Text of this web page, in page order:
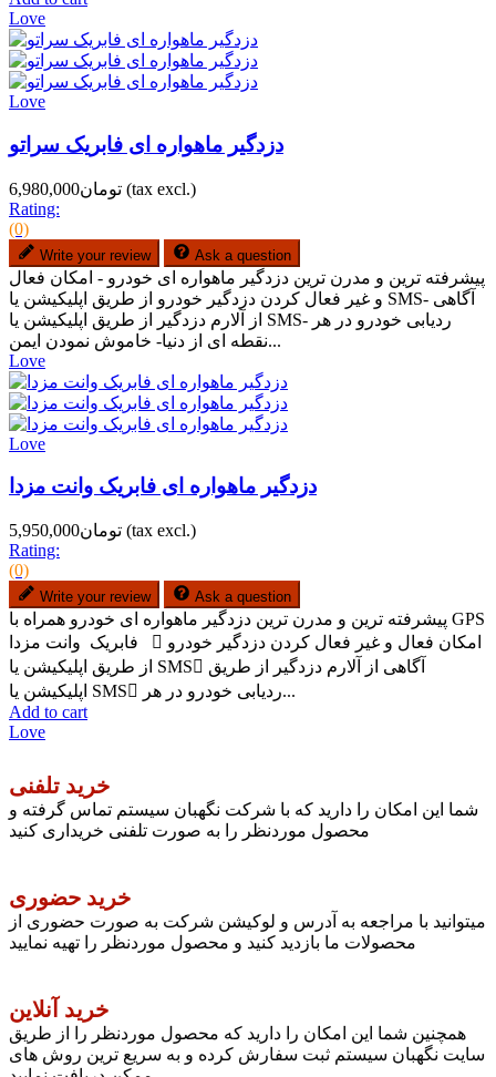
Love
Love
دزدگیر ماهواره ای فابریک سراتو
تومان6,980,000 (tax excl.)
Rating:
(0)
Write your review Ask a question
پیشرفته ترین و مدرن ترین دزدگیر ماهواره ای خودرو - امکان فعال
و غیر فعال کردن دزدگیر خودرو از طریق اپلیکیشن یا SMS- آگاهی
از آلارم دزدگیر از طریق اپلیکیشن یا SMS- ردیابی خودرو در هر
نقطه ای از دنیا- خاموش نمودن ایمن...
Love
Love
دزدگیر ماهواره ای فابریک وانت مزدا
تومان5,950,000 (tax excl.)
Rating:
(0)
Write your review Ask a question
پیشرفته ترین و مدرن ترین دزدگیر ماهواره ای خودرو همراه با GPS
فابریک وانت مزدا  امکان فعال و غیر فعال کردن دزدگیر خودرو
از طریق اپلیکیشن یا SMS آگاهی از آلارم دزدگیر از طریق
اپلیکیشن یا SMS ردیابی خودرو در هر...
Add to cart
Love
خرید تلفنی
شما این امکان را دارید که با شرکت نگهبان سیستم تماس گرفته و
محصول موردنظر را به صورت تلفنی خریداری کنید
خرید حضوری
میتوانید با مراجعه به آدرس و لوکیشن شرکت به صورت حضوری از
محصولات ما بازدید کنید و محصول موردنظر را تهیه نمایید
خرید آنلاین
همچنین شما این امکان را دارید که محصول موردنظر را از طریق
سایت نگهبان سیستم ثبت سفارش کرده و به سریع ترین روش های